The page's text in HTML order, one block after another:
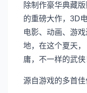
除制作豪华典藏
的重磅大作，3D
电影、动画、游
地，在这个夏天
庸，不一样的武侠
源自游戏的多首